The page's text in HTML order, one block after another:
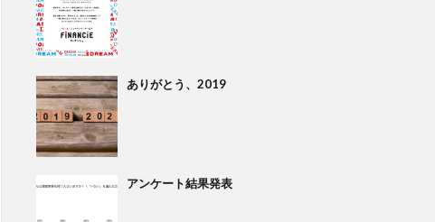
ありがとう、2019
アンケート結果発表